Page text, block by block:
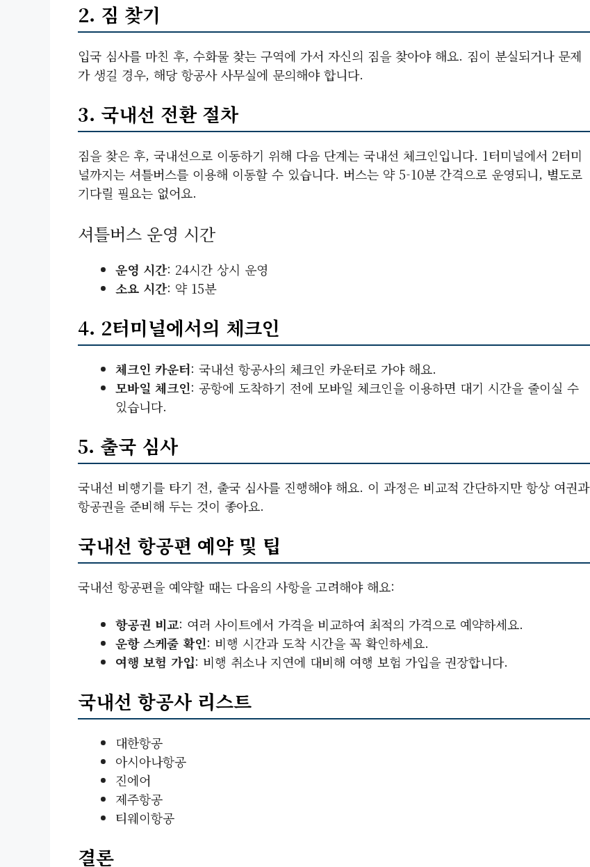
2. 짐 찾기
입국 심사를 마친 후, 수화물 찾는 구역에 가서 자신의 짐을 찾아야 해요. 짐이 분실되거나 문제
가 생길 경우, 해당 항공사 사무실에 문의해야 합니다.
3. 국내선 전환 절차
짐을 찾은 후, 국내선으로 이동하기 위해 다음 단계는 국내선 체크인입니다. 1터미널에서 2터미
널까지는 셔틀버스를 이용해 이동할 수 있습니다. 버스는 약 5-10분 간격으로 운영되니, 별도로
기다릴 필요는 없어요.
셔틀버스 운영 시간
운영 시간: 24시간 상시 운영
소요 시간: 약 15분
4. 2터미널에서의 체크인
체크인 카운터: 국내선 항공사의 체크인 카운터로 가야 해요.
모바일 체크인: 공항에 도착하기 전에 모바일 체크인을 이용하면 대기 시간을 줄이실 수
있습니다.
5. 출국 심사
국내선 비행기를 타기 전, 출국 심사를 진행해야 해요. 이 과정은 비교적 간단하지만 항상 여권과
항공권을 준비해 두는 것이 좋아요.
국내선 항공편 예약 및 팁
국내선 항공편을 예약할 때는 다음의 사항을 고려해야 해요:
항공권 비교: 여러 사이트에서 가격을 비교하여 최적의 가격으로 예약하세요.
운항 스케줄 확인: 비행 시간과 도착 시간을 꼭 확인하세요.
여행 보험 가입: 비행 취소나 지연에 대비해 여행 보험 가입을 권장합니다.
국내선 항공사 리스트
대한항공
아시아나항공
진에어
제주항공
티웨이항공
결론